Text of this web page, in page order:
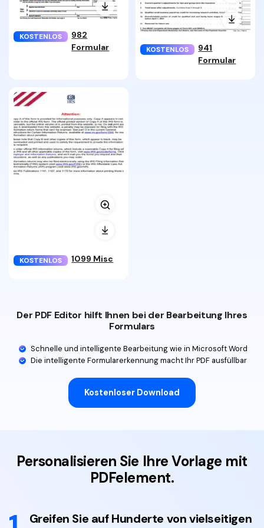
KOSTENLOS
982
Formular
KOSTENLOS
941
Formular
KOSTENLOS 1099 Misc
Der PDF Editor hilft Ihnen bei der Bearbeitung Ihres
Formulars
Schnelle und intelligente Bearbeitung wie in Microsoft Word
Die intelligente Formularerkennung macht Ihr PDF ausfüllbar
Kostenloser Download
Personalisieren Sie Ihre Vorlage mit
PDFelement.
Greifen Sie auf Hunderte vonvielseitigen